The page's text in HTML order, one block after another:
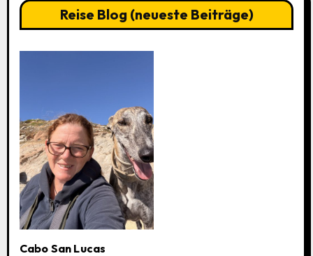
Reise Blog (neueste Beiträge)
Cabo San Lucas